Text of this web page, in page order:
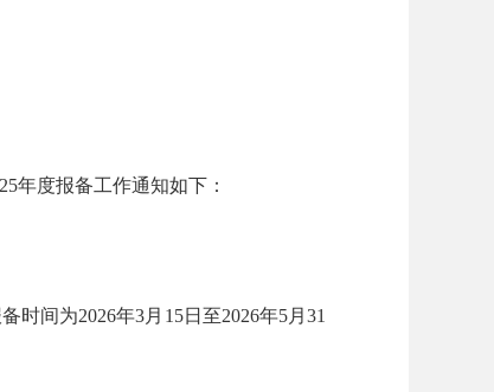
年度报备工作通知如下：
间为2026年3月15日至2026年5月31